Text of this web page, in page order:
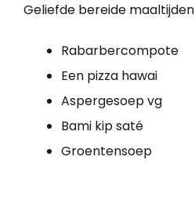
Geliefde bereide maaltijden
Rabarbercompote
Een pizza hawai
Aspergesoep vg
Bami kip saté
Groentensoep